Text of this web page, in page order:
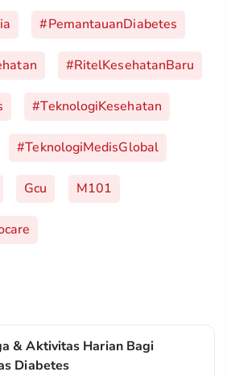
#PemantauanDiabetes
#RitelKesehatanBaru
#TeknologiKesehatan
#TeknologiMedisGlobal
Gcu M101
& Aktivitas Harian Bagi
Diabetes